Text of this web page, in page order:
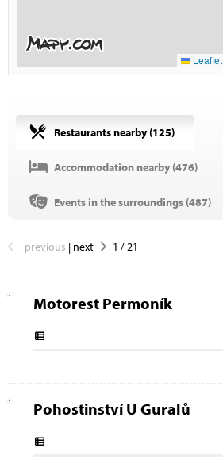
Leaflet
Restaurants nearby (125)
Accommodation nearby (476)
Events in the surroundings (487)
previous | next 1 /21
Motorest Permoník
Pohostinství U Guralů